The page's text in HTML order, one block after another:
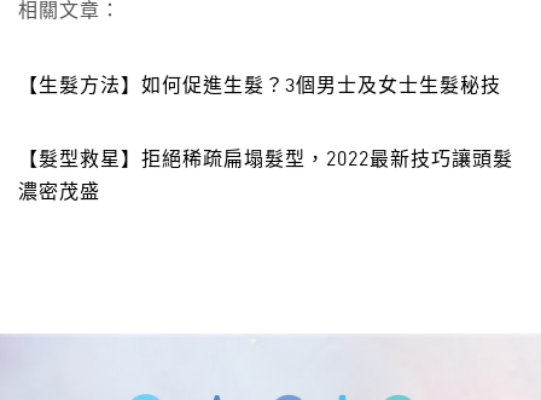
相關文章：
【生髮方法】如何促進生髮？3個男士及女士生髮秘技
【髮型救星】拒絕稀疏扁塌髮型，2022最新技巧讓頭髮
濃密茂盛